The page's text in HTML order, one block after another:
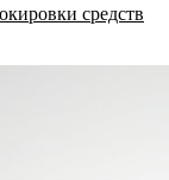
средств